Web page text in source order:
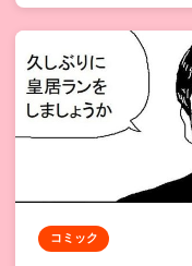
コミック